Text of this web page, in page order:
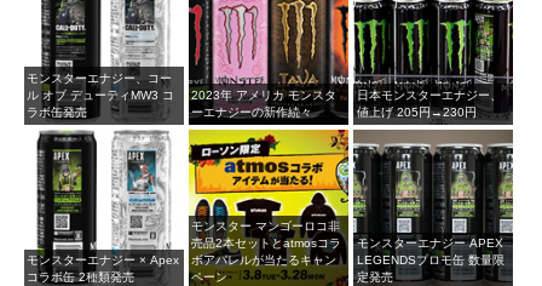
モンスターエナジー、コー
ル オブ デューティMW3 コ
ラボ缶発売
2023年 アメリカ モンスタ
ーエナジーの新作続々
日本モンスターエナジー、
値上げ 205円→230円
モンスターエナジー × Apex
コラボ缶 2種類発売
モンスター マンゴーロコ非
売品2本セットとatmosコラ
ボアパレルが当たるキャン
ペーン
モンスターエナジー APEX
LEGENDSプロモ缶 数量限
定発売